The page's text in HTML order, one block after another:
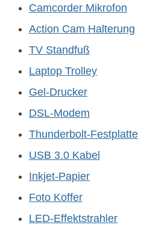
Camcorder Mikrofon
Action Cam Halterung
TV Standfuß
Laptop Trolley
Gel-Drucker
DSL-Modem
Thunderbolt-Festplatte
USB 3.0 Kabel
Inkjet-Papier
Foto Koffer
LED-Effektstrahler